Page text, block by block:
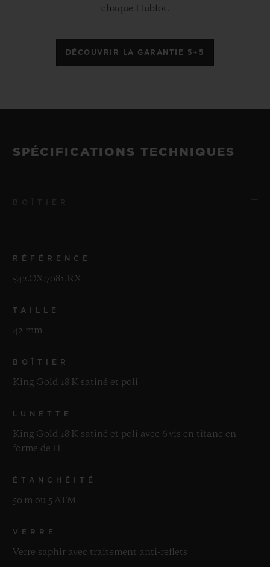
chaque Hublot.
DÉCOUVRIR LA GARANTIE 5+5
SPÉCIFICATIONS TECHNIQUES
RÉFÉRENCE
542.OX.7081.RX
TAILLE
42 mm
BOÎTIER
King Gold 18 K satiné et poli
LUNETTE
King Gold 18 K satiné et poli avec 6 vis en titane en
forme de H
ÉTANCHÉITÉ
50 m ou 5 ATM
VERRE
Verre saphir avec traitement anti-reflets